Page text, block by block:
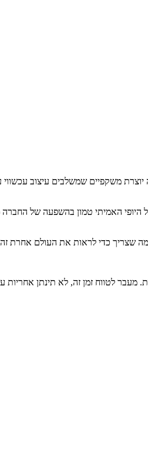
אשר מאמינה שמשקפיים הם הרבה יותר מאביזר אופנה – הם הדרך שלנו לראות את העולם. מאז